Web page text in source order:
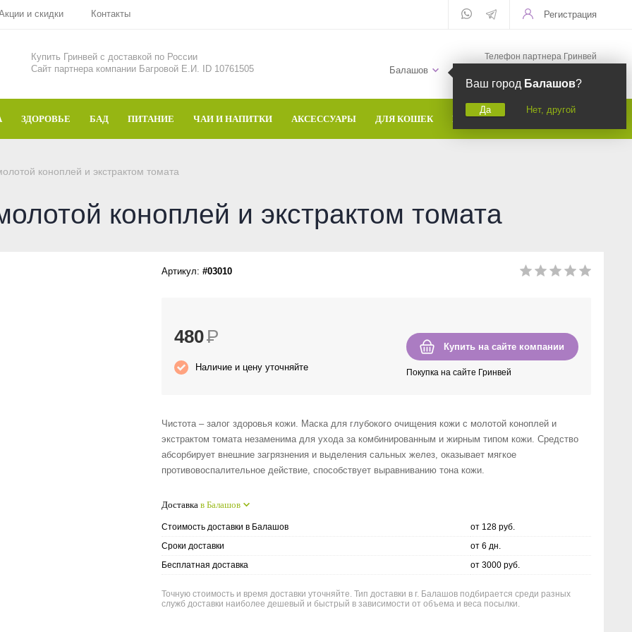
и скидки Контакты Регистрация
Купить Гринвей c доставкой по России
Сайт партнера компании Багровой Е.И. ID 10761505
Балашов
Ваш город Балашов?
Да Нет, другой
Телефон партнера Гринвей
ЗДОРОВЬЕ БАД ПИТАНИЕ ЧАИ И НАПИТКИ АКСЕССУАРЫ ДЛЯ КОШЕК БРЕНДЫ
коноплей и экстрактом томата
коноплей и экстрактом томата
Артикул: #03010
Купить на сайте компании
Покупка на сайте Гринвей
480Р
Наличие и цену уточняйте
Чистота – залог здоровья кожи. Маска для глубокого очищения кожи с молотой коноплей и
экстрактом томата незаменима для ухода за комбинированным и жирным типом кожи. Средство
абсорбирует внешние загрязнения и выделения сальных желез, оказывает мягкое
противовоспалительное действие, способствует выравниванию тона кожи.
Доставка в Балашов
Стоимость доставки в Балашов
от 128 руб.
Сроки доставки
от 6 дн.
Бесплатная доставка
от 3000 руб.
Точную стоимость и время доставки уточняйте. Тип доставки в г. Балашов подбирается среди разных
служб доставки наиболее дешевый и быстрый в зависимости от объема и веса посылки.